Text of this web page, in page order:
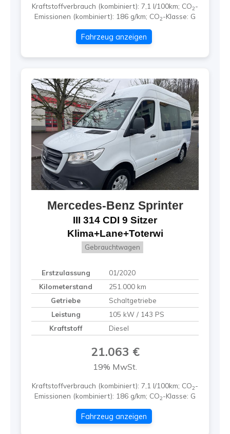
Kraftstoffverbrauch (kombiniert): 7,1 l/100km; CO2-
Emissionen (kombiniert): 186 g/km; CO2-Klasse: G
Fahrzeug anzeigen
Mercedes-Benz Sprinter
III 314 CDI 9 Sitzer
Klima+Lane+Toterwi
Gebrauchtwagen
Erstzulassung
01/2020
Kilometerstand
251.000 km
Getriebe
Schaltgetriebe
Leistung
105 kW / 143 PS
Kraftstoff
Diesel
21.063 €
19% MwSt.
Kraftstoffverbrauch (kombiniert): 7,1 l/100km; CO2-
Emissionen (kombiniert): 186 g/km; CO2-Klasse: G
Fahrzeug anzeigen